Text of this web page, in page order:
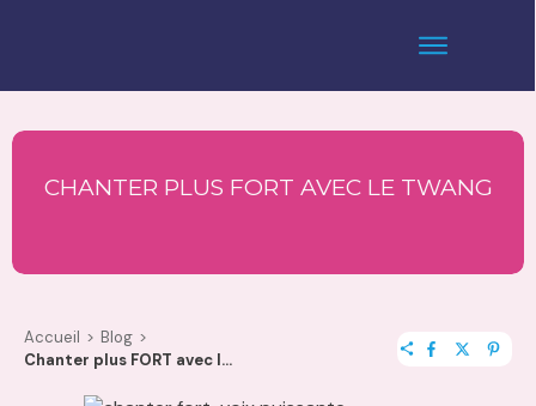
CHANTER PLUS FORT AVEC LE TWANG
Accueil > Blog >
Chanter plus FORT avec le TWANG